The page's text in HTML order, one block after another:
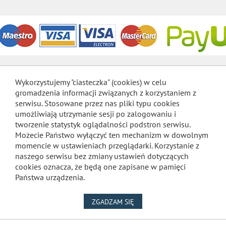
Wykorzystujemy "ciasteczka" (cookies) w celu
gromadzenia informacji związanych z korzystaniem z
serwisu. Stosowane przez nas pliki typu cookies
umożliwiają utrzymanie sesji po zalogowaniu i
tworzenie statystyk oglądalności podstron serwisu.
Możecie Państwo wyłączyć ten mechanizm w dowolnym
momencie w ustawieniach przeglądarki. Korzystanie z
naszego serwisu bez zmiany ustawień dotyczących
cookies oznacza, że będą one zapisane w pamięci
Państwa urządzenia.
ZGADZAM SIĘ